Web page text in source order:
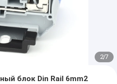
2/7
блок Din Rail 6mm2